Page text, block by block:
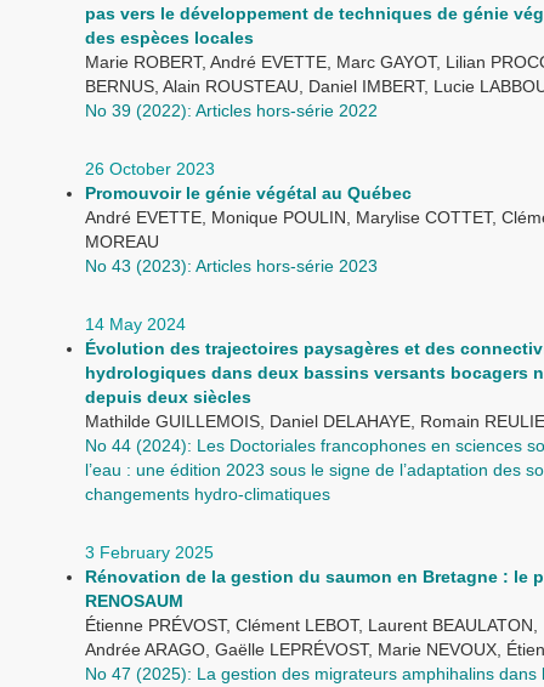
pas vers le développement de techniques de génie
des espèces locales
Marie ROBERT, André EVETTE, Marc GAYOT, Lilian
BERNUS, Alain ROUSTEAU, Daniel IMBERT, Lucie
No 39 (2022): Articles hors-série 2022
26 October 2023
Promouvoir le génie végétal au Québec
André EVETTE, Monique POULIN, Marylise COTTET,
MOREAU
No 43 (2023): Articles hors-série 2023
14 May 2024
Évolution des trajectoires paysagères et des
hydrologiques dans deux bassins versants bocagers
depuis deux siècles
Mathilde GUILLEMOIS, Daniel DELAHAYE, Romain
No 44 (2024): Les Doctoriales francophones en sciences
l’eau : une édition 2023 sous le signe de l’adaptation des
changements hydro-climatiques
3 February 2025
Rénovation de la gestion du saumon en Bretagne : le
RENOSAUM
Étienne PRÉVOST, Clément LEBOT, Laurent BEAULATON,
Andrée ARAGO, Gaëlle LEPRÉVOST, Marie NEVOUX,
No 47 (2025): La gestion des migrateurs amphihalins dans